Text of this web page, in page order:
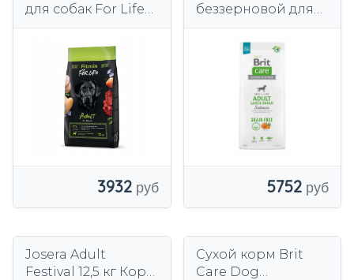
для собак For Life
3932
беззерновой для
пород 12 кг
5752
Josera Adult
Festival 12,5 кг Корм
Сухой корм Brit
Care Dog